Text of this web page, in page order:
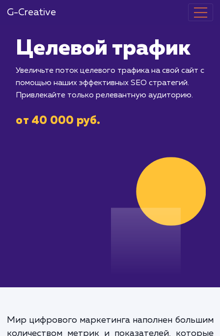
G-Creative
Целевой
Увеличьте поток целевого трафика
помощью наших эффективных SEO